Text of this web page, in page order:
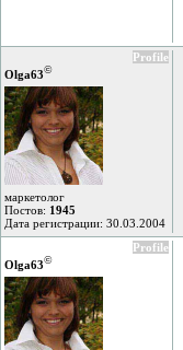
Profile
Olga63©
маркетолог
Постов: 1945
Дата регистрации: 30.03.2004
Profile
Olga63©